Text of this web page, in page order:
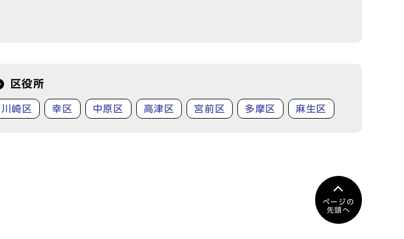
区役所
川崎区 幸区 中原区 高津区 宮前区 多摩区 麻生区
ページの
先頭へ